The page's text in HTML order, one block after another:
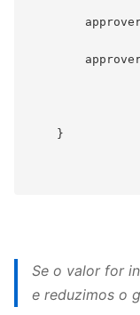
}
Se o valor for
e reduzimos o